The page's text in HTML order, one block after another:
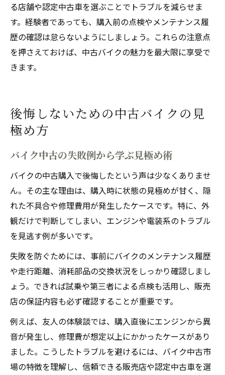
る店舗や認定中古車を選ぶことでトラブルを減らせま
す。経験者であっても、購入前の点検やメンテナンス履
歴の確認は怠らないようにしましょう。これらの注意点
を押さえておけば、中古バイクの魅力を最大限に享受で
きます。
後悔しないための中古バイクの見
極め方
バイク中古の失敗例から学ぶ見極め術
バイクの中古購入で後悔したという声は少なくありませ
ん。その主な理由は、購入時に状態の見極めが甘く、隠
れた不具合や修理費用が発生したケースです。特に、外
観だけで判断してしまい、エンジンや電装系のトラブル
を見逃す例が多いです。
失敗を防ぐためには、事前にバイクのメンテナンス履歴
や走行距離、消耗部品の交換状況をしっかり確認しまし
ょう。できれば試乗や第三者による点検も活用し、販売
店の保証内容も必ず確認することが重要です。
例えば、友人の体験談では、購入直後にエンジンから異
音が発生し、修理費が想定以上にかかったケースがあり
ました。こうしたトラブルを避けるには、バイク中古市
場の特徴を理解し、信頼できる販売店や認定中古車を選